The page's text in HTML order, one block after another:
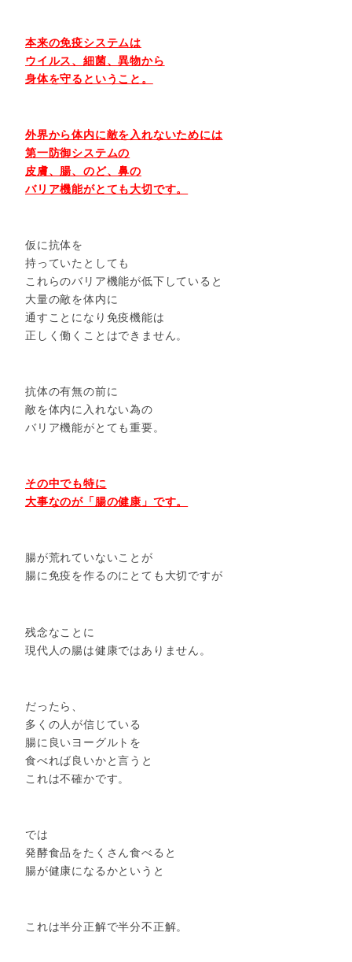
本来の免疫システムは
ウイルス、細菌、異物から
身体を守るということ。
外界から体内に敵を入れないためには
第一防御システムの
皮膚、腸、のど、鼻の
バリア機能がとても大切です。
仮に抗体を
持っていたとしても
これらのバリア機能が低下していると
大量の敵を体内に
通すことになり免疫機能は
正しく働くことはできません。
抗体の有無の前に
敵を体内に入れない為の
バリア機能がとても重要。
その中でも特に
大事なのが「腸の健康」です。
腸が荒れていないことが
腸に免疫を作るのにとても大切ですが
残念なことに
現代人の腸は健康ではありません。
だったら、
多くの人が信じている
腸に良いヨーグルトを
食べれば良いかと言うと
これは不確かです。
では
発酵食品をたくさん食べると
腸が健康になるかというと
これは半分正解で半分不正解。